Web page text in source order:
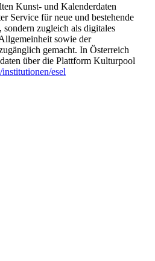
Kunst- und Kalenderdaten
Service für neue und bestehende
sondern zugleich als digitales
sowie der
gemacht. In Österreich
über die Plattform Kulturpool
esel